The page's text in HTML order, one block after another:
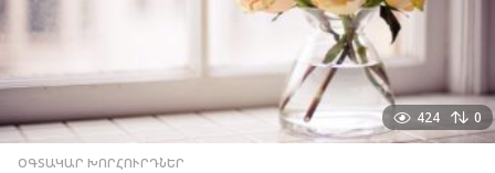
424 0
ՕԳՏԱԿԱՐ ԽՈՐՀՈՒՐԴՆԵՐ